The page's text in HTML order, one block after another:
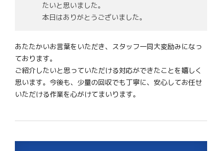
たいと思いました。
本日はありがとうございました。
あたたかいお言葉をいただき、スタッフ一同大変励みになっ
ております。
ご紹介したいと思っていただける対応ができたことを嬉しく
思います。今後も、少量の回収でも丁寧に、安心してお任せ
いただける作業を心がけてまいります。